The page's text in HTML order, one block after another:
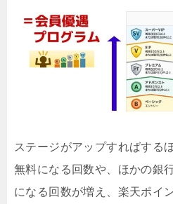
ステージがアップすればする
無料になる回数や、ほかの銀
になる回数が増え、楽天ポイ